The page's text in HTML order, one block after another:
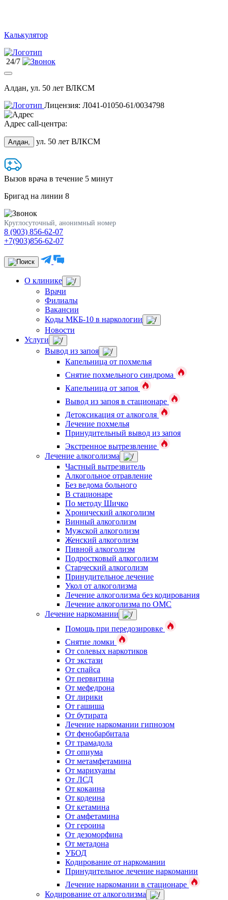
Калькулятор
24/7
Алдан, ул. 50 лет ВЛКСМ
Лицензия: Л041-01050-61/0034798
Адрес call-центра:
Алдан, ул. 50 лет ВЛКСМ
Вызов врача в течение 5 минут
Бригад на линии 8
Круглосуточный, анонимный номер
8 (903) 856-62-07
+7(903)856-62-07
О клинике
Врачи
Филиалы
Вакансии
Коды МКБ-10 в наркологии
Новости
Услуги
Вывод из запоя
Капельница от похмелья
Снятие похмельного синдрома
Капельница от запоя
Вывод из запоя в стационаре
Детоксикация от алкоголя
Лечение похмелья
Принудительный вывод из запоя
Экстренное вытрезвление
Лечение алкоголизма
Частный вытрезвитель
Алкогольное отравление
Без ведома больного
В стационаре
По методу Шичко
Хронический алкоголизм
Винный алкоголизм
Мужской алкоголизм
Женский алкоголизм
Пивной алкоголизм
Подростковый алкоголизм
Старческий алкоголизм
Принудительное лечение
Укол от алкоголизма
Лечение алкоголизма без кодирования
Лечение алкоголизма по ОМС
Лечение наркомании
Помощь при передозировке
Снятие ломки
От солевых наркотиков
От экстази
От спайса
От первитина
От мефедрона
От лирики
От гашиша
От бутирата
Лечение наркомании гипнозом
От фенобарбитала
От трамадола
От опиума
От метамфетамина
От марихуаны
От ЛСД
От кокаина
От кодеина
От кетамина
От амфетамина
От героина
От дезоморфина
От метадона
УБОД
Кодирование от наркомании
Принудительное лечение наркомании
Лечение наркомании в стационаре
Кодирование от алкоголизма